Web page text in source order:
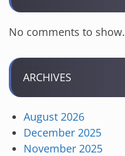
No comments to show.
ARCHIVES
August 2026
December 2025
November 2025